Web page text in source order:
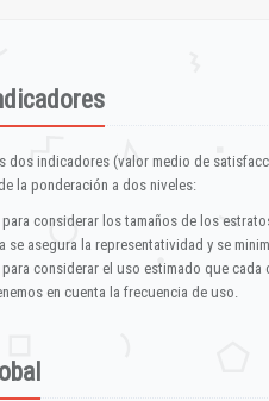
dos indicadores (valor medio de
la ponderación a dos niveles:
considerar los tamaños de los
se asegura la representatividad y se
considerar el uso estimado que
en cuenta la frecuencia de uso.